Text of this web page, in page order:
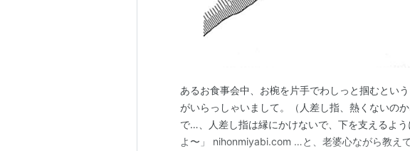
あるお食事会中、お椀を片手でわしっと掴むとい
がいらっしゃいまして。（人差し指、熱くないの
で…、人差し指は縁にかけないで、下を支えるよ
よ〜」 nihonmiyabi.com …と、老婆心ながら教え